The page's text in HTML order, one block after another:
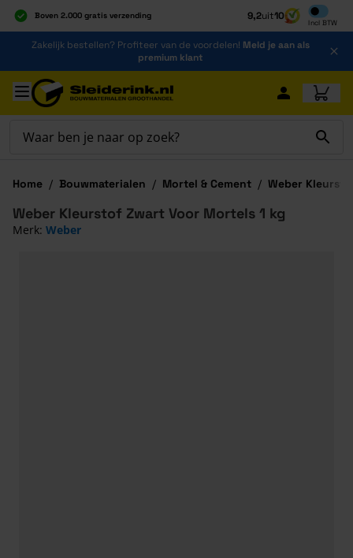
Boven 2.000 gratis verzending
Al 40 jaar dé specialist
Alles onder één dak
9,2uit10
Incl BTW
Inclusief
Ga naar de inhoud
Zakelijk bestellen? Profiteer van de voordelen! Meld je aan als
premium klant
Ga naar hoofdinhoud
Home / Bouwmaterialen / Mortel & Cement / Weber
Weber Kleurstof Zwart Voor Mortels 1 kg
Merk: Weber